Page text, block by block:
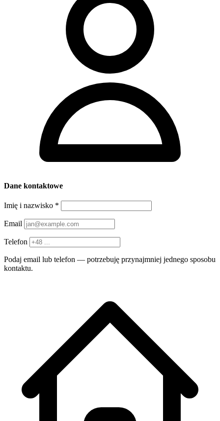
Dane kontaktowe
Imię i nazwisko *
Email
Telefon
Podaj email lub telefon — potrzebuję przynajmniej jednego sposobu
kontaktu.